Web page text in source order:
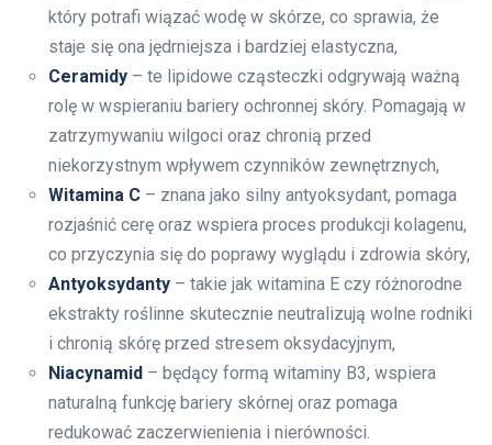
który potrafi wiązać wodę w skórze, co sprawia, że
staje się ona jędrniejsza i bardziej elastyczna,
Ceramidy – te lipidowe cząsteczki odgrywają ważną
rolę w wspieraniu bariery ochronnej skóry. Pomagają w
zatrzymywaniu wilgoci oraz chronią przed
niekorzystnym wpływem czynników zewnętrznych,
Witamina C – znana jako silny antyoksydant, pomaga
rozjaśnić cerę oraz wspiera proces produkcji kolagenu,
co przyczynia się do poprawy wyglądu i zdrowia skóry,
Antyoksydanty – takie jak witamina E czy różnorodne
ekstrakty roślinne skutecznie neutralizują wolne rodniki
i chronią skórę przed stresem oksydacyjnym,
Niacynamid – będący formą witaminy B3, wspiera
naturalną funkcję bariery skórnej oraz pomaga
redukować zaczerwienienia i nierówności.